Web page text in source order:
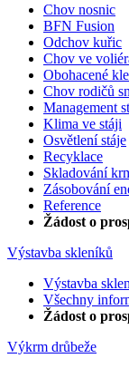
Chov nosnic
BFN Fusion
Odchov kuřic
Chov ve
Obohacené
Chov rodičů
Management
Klima ve stáji
Osvětlení stáje
Recyklace
Skladování
Zásobování
Reference
Žádost o
Výstavba skleníků
Výstavba
Všechny
Žádost o
Výkrm drůbeže